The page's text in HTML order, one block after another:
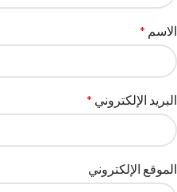
الاسم *
البريد الإلكتروني *
الموقع الإلكتروني